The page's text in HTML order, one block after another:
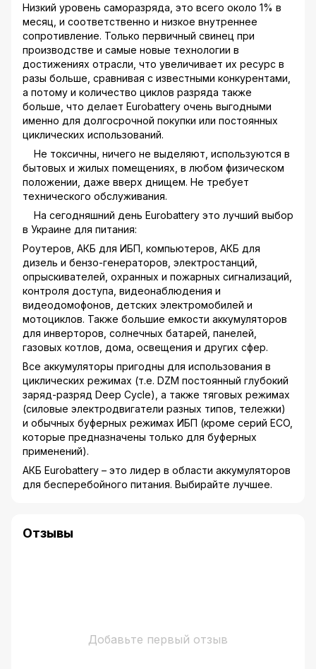
Низкий уровень саморазряда, это всего около 1% в
месяц, и соответственно и низкое внутреннее
сопротивление. Только первичный свинец при
производстве и самые новые технологии в
достижениях отрасли, что увеличивает их ресурс в
разы больше, сравнивая с известными конкурентами,
а потому и количество циклов разряда также
больше, что делает Eurobattery очень выгодными
именно для долгосрочной покупки или постоянных
циклических использований.
Не токсичны, ничего не выделяют, используются в
бытовых и жилых помещениях, в любом физическом
положении, даже вверх днищем. Не требует
технического обслуживания.
На сегодняшний день Eurobattery это лучший выбор
в Украине для питания:
Роутеров, АКБ для ИБП, компьютеров, АКБ для
дизель и бензо-генераторов, электростанций,
опрыскивателей, охранных и пожарных сигнализаций,
контроля доступа, видеонаблюдения и
видеодомофонов, детских электромобилей и
мотоциклов. Также большие емкости аккумуляторов
для инверторов, солнечных батарей, панелей,
газовых котлов, дома, освещения и других сфер.
Все аккумуляторы пригодны для использования в
циклических режимах (т.е. DZM постоянный глубокий
заряд-разряд Deep Cycle), а также тяговых режимах
(силовые электродвигатели разных типов, тележки)
и обычных буферных режимах ИБП (кроме серий ECO,
которые предназначены только для буферных
применений).
АКБ Eurobattery – это лидер в области аккумуляторов
для бесперебойного питания. Выбирайте лучшее.
Отзывы
Добавьте первый отзыв